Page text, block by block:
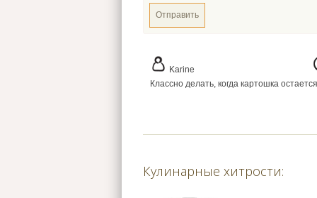
Karine
Классно делать, когда картошка
Кулинарные хитрости: